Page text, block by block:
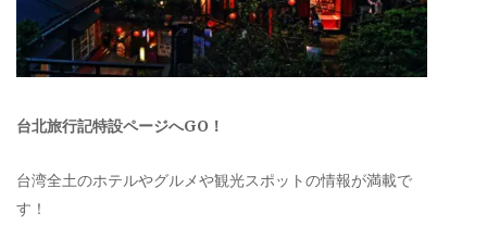
台北旅行記特設ページへGO！
台湾全土のホテルやグルメや観光スポットの情報が満載で
す！